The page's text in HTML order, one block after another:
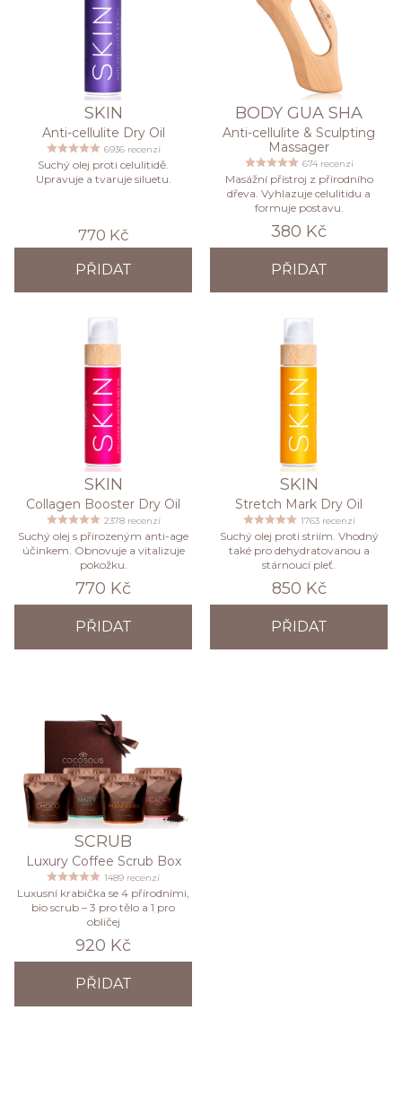
SKIN
Anti-cellulite Dry Oil
6936 recenzí
Suchý olej proti celulitidě.
Upravuje a tvaruje siluetu.
770 Kč
PŘIDAT
BODY GUA SHA
Anti-cellulite & Sculpting
Massager
674 recenzí
Masážní přístroj z přírodního
dřeva. Vyhlazuje celulitidu a
formuje postavu.
380 Kč
PŘIDAT
SKIN
Collagen Booster Dry Oil
2378 recenzí
Suchý olej s přirozeným anti-age
účinkem. Obnovuje a vitalizuje
pokožku.
770 Kč
PŘIDAT
SKIN
Stretch Mark Dry Oil
1763 recenzí
Suchý olej proti striím. Vhodný
také pro dehydratovanou a
stárnoucí pleť.
850 Kč
PŘIDAT
SCRUB
Luxury Coffee Scrub Box
1489 recenzí
Luxusní krabička se 4 přírodními,
bio scrub – 3 pro tělo a 1 pro
obličej
920 Kč
PŘIDAT